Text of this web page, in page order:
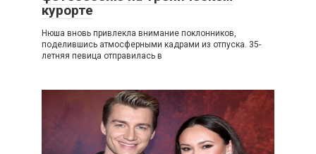
курорте
Нюша вновь привлекла внимание поклонников,
поделившись атмосферными кадрами из отпуска. 35-
летняя певица отправилась в